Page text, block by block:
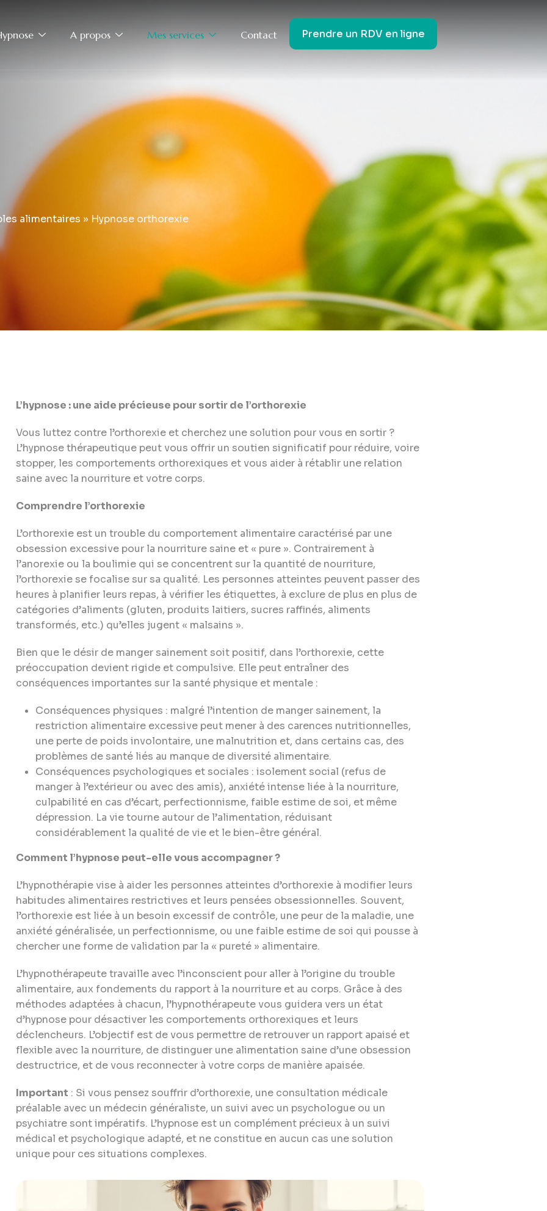
A propos Mes services Contact Prendre un RDV en ligne
alimentaires » Hypnose orthorexie
L’hypnose : une aide précieuse pour sortir de l’orthorexie
Vous luttez contre l’orthorexie et cherchez une solution pour vous en sortir ?
L’hypnose thérapeutique peut vous offrir un soutien significatif pour réduire, voire
stopper, les comportements orthorexiques et vous aider à rétablir une relation
saine avec la nourriture et votre corps.
Comprendre l’orthorexie
L’orthorexie est un trouble du comportement alimentaire caractérisé par une
obsession excessive pour la nourriture saine et « pure ». Contrairement à
l’anorexie ou la boulimie qui se concentrent sur la quantité de nourriture,
l’orthorexie se focalise sur sa qualité. Les personnes atteintes peuvent passer des
heures à planifier leurs repas, à vérifier les étiquettes, à exclure de plus en plus de
catégories d’aliments (gluten, produits laitiers, sucres raffinés, aliments
transformés, etc.) qu’elles jugent « malsains ».
Bien que le désir de manger sainement soit positif, dans l’orthorexie, cette
préoccupation devient rigide et compulsive. Elle peut entraîner des
conséquences importantes sur la santé physique et mentale :
Conséquences physiques : malgré l’intention de manger sainement, la
restriction alimentaire excessive peut mener à des carences nutritionnelles,
une perte de poids involontaire, une malnutrition et, dans certains cas, des
problèmes de santé liés au manque de diversité alimentaire.
Conséquences psychologiques et sociales : isolement social (refus de
manger à l’extérieur ou avec des amis), anxiété intense liée à la nourriture,
culpabilité en cas d’écart, perfectionnisme, faible estime de soi, et même
dépression. La vie tourne autour de l’alimentation, réduisant
considérablement la qualité de vie et le bien-être général.
Comment l’hypnose peut-elle vous accompagner ?
L’hypnothérapie vise à aider les personnes atteintes d’orthorexie à modifier leurs
habitudes alimentaires restrictives et leurs pensées obsessionnelles. Souvent,
l’orthorexie est liée à un besoin excessif de contrôle, une peur de la maladie, une
anxiété généralisée, un perfectionnisme, ou une faible estime de soi qui pousse à
chercher une forme de validation par la « pureté » alimentaire.
L’hypnothérapeute travaille avec l’inconscient pour aller à l’origine du trouble
alimentaire, aux fondements du rapport à la nourriture et au corps. Grâce à des
méthodes adaptées à chacun, l’hypnothérapeute vous guidera vers un état
d’hypnose pour désactiver les comportements orthorexiques et leurs
déclencheurs. L’objectif est de vous permettre de retrouver un rapport apaisé et
flexible avec la nourriture, de distinguer une alimentation saine d’une obsession
destructrice, et de vous reconnecter à votre corps de manière apaisée.
Important : Si vous pensez souffrir d’orthorexie, une consultation médicale
préalable avec un médecin généraliste, un suivi avec un psychologue ou un
psychiatre sont impératifs. L’hypnose est un complément précieux à un suivi
médical et psychologique adapté, et ne constitue en aucun cas une solution
unique pour ces situations complexes.